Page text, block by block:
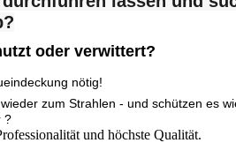
oder verwittert?
nötig!
zum Strahlen - und schützen es
?
und höchste Qualität.